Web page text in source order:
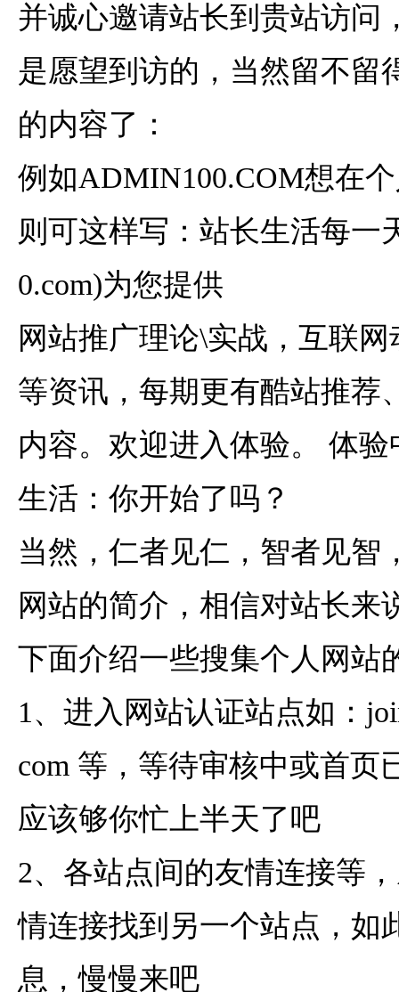
并诚心邀请站长到贵站访问
是愿望到访的，当然留不留
的内容了：
例如ADMIN100.COM想在
则可这样写：站长生活每一
0.com)为您提供
网站推广理论\实战，互联
等资讯，每期更有酷站推荐
内容。欢迎进入体验。 体
生活：你开始了吗？
当然，仁者见仁，智者见智
网站的简介，相信对站长来
下面介绍一些搜集个人网站
1、进入网站认证站点如：
com 等，等待审核中或首页
应该够你忙上半天了吧
2、各站点间的友情连接等
情连接找到另一个站点，如
息，慢慢来吧